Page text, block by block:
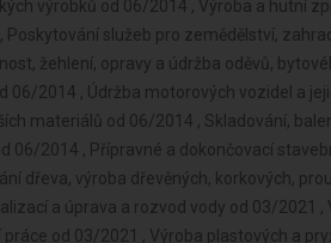
výrobků od 06/2014 , Výroba a hutní
Poskytování služeb pro zemědělství,
žehlení, opravy a údržba oděvů,
06/2014 , Údržba motorových vozidel a
materiálů od 06/2014 , Skladování,
06/2014 , Přípravné a dokončovací
dřeva, výroba dřevěných, korkových,
a úprava a rozvod vody od 03/2021
od 03/2021 , Výroba plastových a